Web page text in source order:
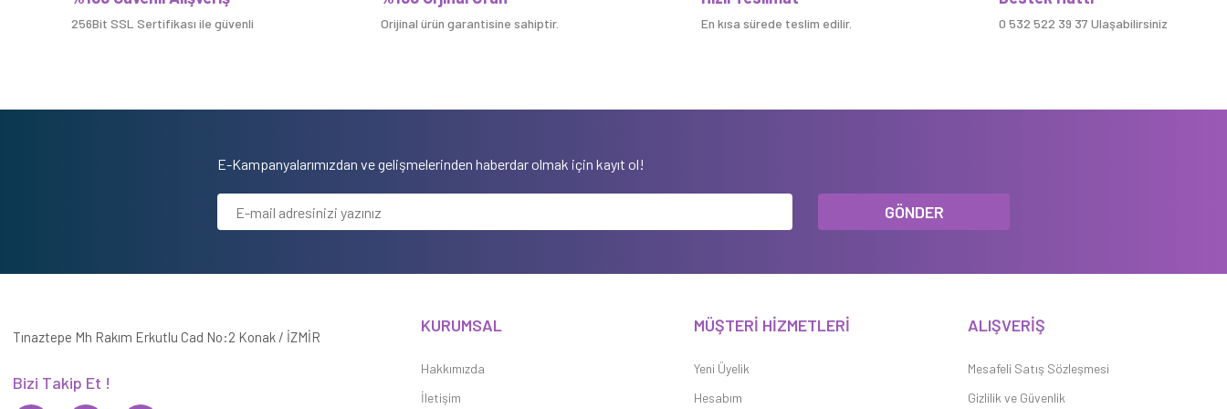
256Bit SSL Sertifikası ile güvenli Orijinal ürün garantisine sahiptir. En kısa sürede teslim edilir. 0 532 522 39 37 Ulaşabilirsiniz
E-Kampanyalarımızdan ve gelişmelerinden haberdar olmak için kayıt ol!
GÖNDER
Tınaztepe Mh Rakım Erkutlu Cad No:2 Konak / İZMİR
Bizi Takip Et !
KURUMSAL
Hakkımızda
İletişim
MÜŞTERİ HİZMETLERİ
Yeni Üyelik
Hesabım
ALIŞVERİŞ
Mesafeli Satış Sözleşmesi
Gizlilik ve Güvenlik